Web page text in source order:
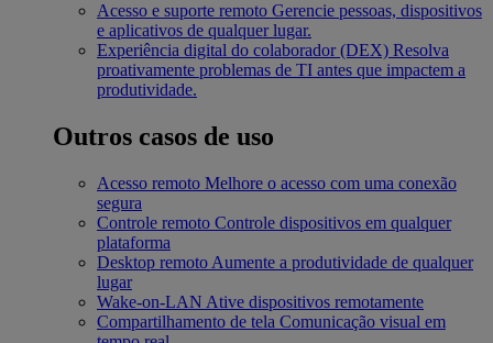
Acesso e suporte remoto Gerencie pessoas, dispositivos
e aplicativos de qualquer lugar.
Experiência digital do colaborador (DEX) Resolva
proativamente problemas de TI antes que impactem a
produtividade.
Outros casos de uso
Acesso remoto Melhore o acesso com uma conexão
segura
Controle remoto Controle dispositivos em qualquer
plataforma
Desktop remoto Aumente a produtividade de qualquer
lugar
Wake-on-LAN Ative dispositivos remotamente
Compartilhamento de tela Comunicação visual em